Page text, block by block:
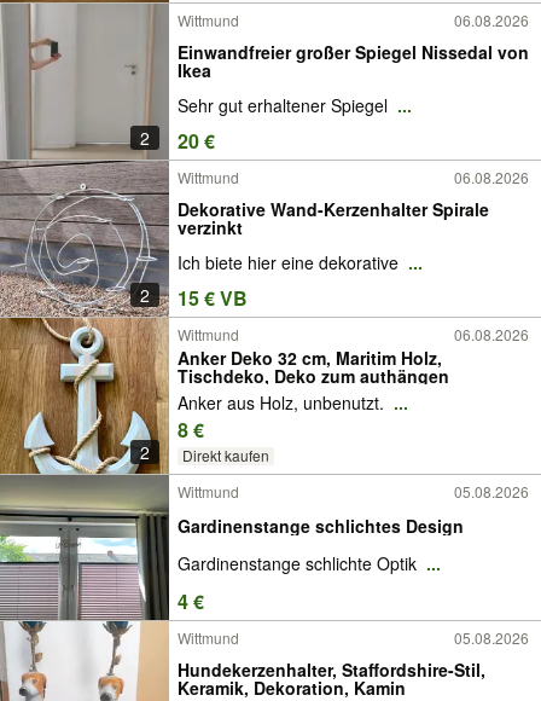
2
Wittmund 06.08.2026
Einwandfreier großer Spiegel Nissedal von
Ikea
Sehr gut erhaltener Spiegel ...
20 €
2
Wittmund 06.08.2026
Dekorative Wand-Kerzenhalter Spirale
verzinkt
Ich biete hier eine dekorative ...
15 € VB
2
Wittmund 06.08.2026
Anker Deko 32 cm, Maritim Holz,
Tischdeko, Deko zum authängen
Anker aus Holz, unbenutzt. ...
8 €
Direkt kaufen
Wittmund
05.08.2026
Gardinenstange schlichtes Design
Gardinenstange schlichte Optik ...
4 €
Wittmund 05.08.2026
Hundekerzenhalter, Staffordshire-Stil,
Keramik, Dekoration, Kamin